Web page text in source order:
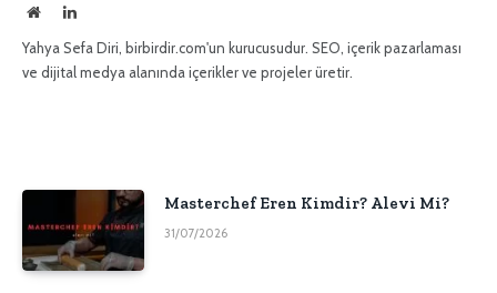
İnternetLinkedIn
Yahya Sefa Diri, birbirdir.com'un kurucusudur. SEO, içerik pazarlaması
ve dijital medya alanında içerikler ve projeler üretir.
Masterchef Eren Kimdir? Alevi Mi?
31/07/2026